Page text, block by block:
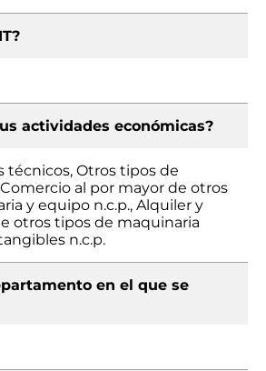
actividades económicas?
técnicos, Otros tipos de
al por mayor de otros
y equipo n.c.p., Alquiler y
otros tipos de maquinaria
n.c.p.
en el que se